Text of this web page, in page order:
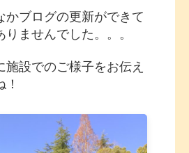
かブログの更新ができて
ませんでした。。。
施設でのご様子をお伝え